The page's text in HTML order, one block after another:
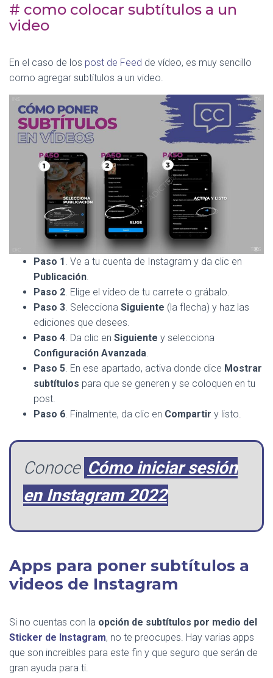
# como colocar subtítulos a un
video
En el caso de los post de Feed de vídeo, es muy sencillo
como agregar subtítulos a un video.
Paso 1. Ve a tu cuenta de Instagram y da clic en
Publicación.
Paso 2. Elige el vídeo de tu carrete o grábalo.
Paso 3. Selecciona Siguiente (la flecha) y haz las
ediciones que desees.
Paso 4. Da clic en Siguiente y selecciona
Configuración Avanzada.
Paso 5. En ese apartado, activa donde dice Mostrar
subtítulos para que se generen y se coloquen en tu
post.
Paso 6. Finalmente, da clic en Compartir y listo.
Conoce Cómo iniciar sesión
en Instagram 2022
Apps para poner subtítulos a
videos de Instagram
Si no cuentas con la opción de subtítulos por medio del
Sticker de Instagram, no te preocupes. Hay varias apps
que son increíbles para este fin y que seguro que serán de
gran ayuda para ti.